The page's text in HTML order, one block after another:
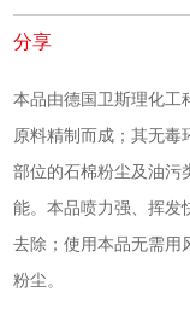
分享
本品由德国卫斯理化工
原料精制而成；其无毒
部位的石棉粉尘及油污
能。本品喷力强、挥发
去除；使用本品无需用
粉尘。